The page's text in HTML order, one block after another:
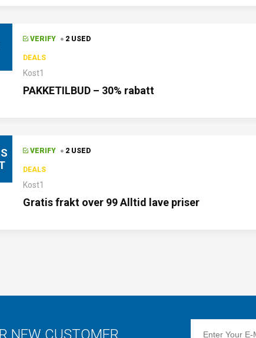
VERIFY 2 USED
DEALS
Kost1
PAKKETILBUD – 30% rabatt
VERIFY 2 USED
DEALS
Kost1
Gratis frakt over 99 Alltid lave priser
NEW CUSTOMER